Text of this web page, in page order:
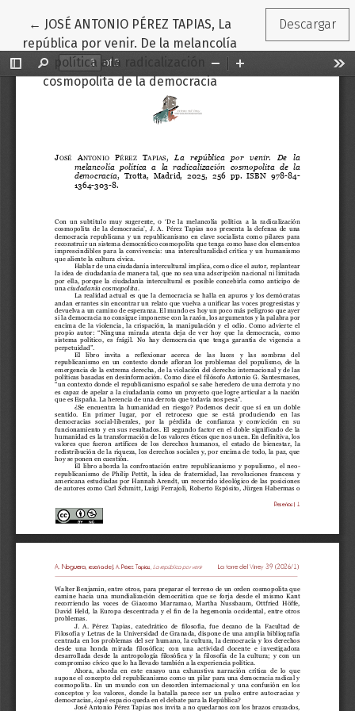
← Volver a los detalles del artículo
JOSÉ ANTONIO PÉREZ TAPIAS, La
república por venir. De la melancolía
política a la radicalización
cosmopolita de la democracia
Descargar